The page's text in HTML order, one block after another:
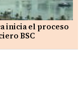
inicia el proceso
BSC